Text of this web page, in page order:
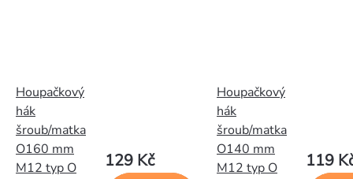
Houpačkový
hák
šroub/matka
O160 mm
M12 typ O
129 Kč
Houpačkový
hák
šroub/matka
O140 mm
M12 typ O
119